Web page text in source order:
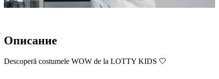
Описание
Descoperă costumele WOW de la LOTTY KIDS 🤍